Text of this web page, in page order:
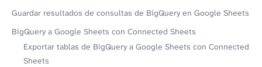
Guardar resultados de consultas de BigQuery en Google Sheets
BigQuery a Google Sheets con Connected Sheets
Exportar tablas de BigQuery a Google Sheets con Connected
Sheets